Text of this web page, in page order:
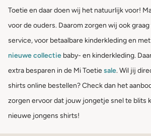
Toetie en daar doen wij het natuurlijk voor!
voor de ouders. Daarom zorgen wij ook
service, voor betaalbare kinderkleding en
nieuwe collectie baby- en kinderkleding.
extra besparen in de Mi Toetiesale. Wil jij
shirts online bestellen? Check dan het
zorgen ervoor dat jouw jongetje snel te blits
nieuwe jongens shirts!